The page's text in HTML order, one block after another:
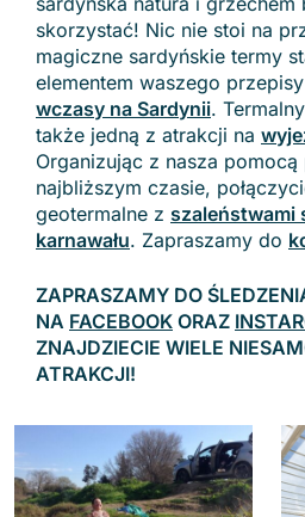
skorzystać! Nic nie stoi na
magiczne sardyńskie termy
elementem waszego
wczasy na Sardynii.
także jedną z atrakcji na
Organizując z nasza
najbliższym czasie,
geotermalne z szaleństwami
karnawału. Zapraszamy do
ZAPRASZAMY DO
NA FACEBOOK ORAZ
ZNAJDZIECIE WIELE
ATRAKCJI!